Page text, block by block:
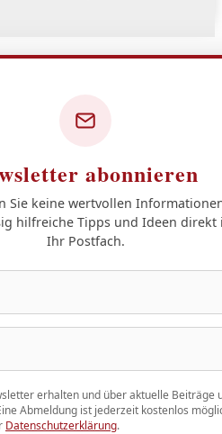
abonnieren
Sie keine wertvollen
hilfreiche Tipps und Ideen direkt
Ihr Postfach.
erhalten und über aktuelle Beiträge
Abmeldung ist jederzeit kostenlos
Datenschutzerklärung.